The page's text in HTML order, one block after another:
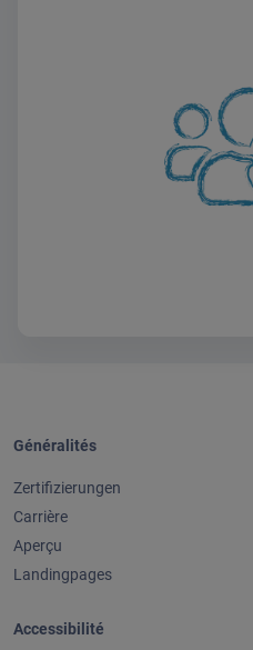
Généralités
Zertifizierungen
Carrière
Aperçu
Landingpages
Accessibilité